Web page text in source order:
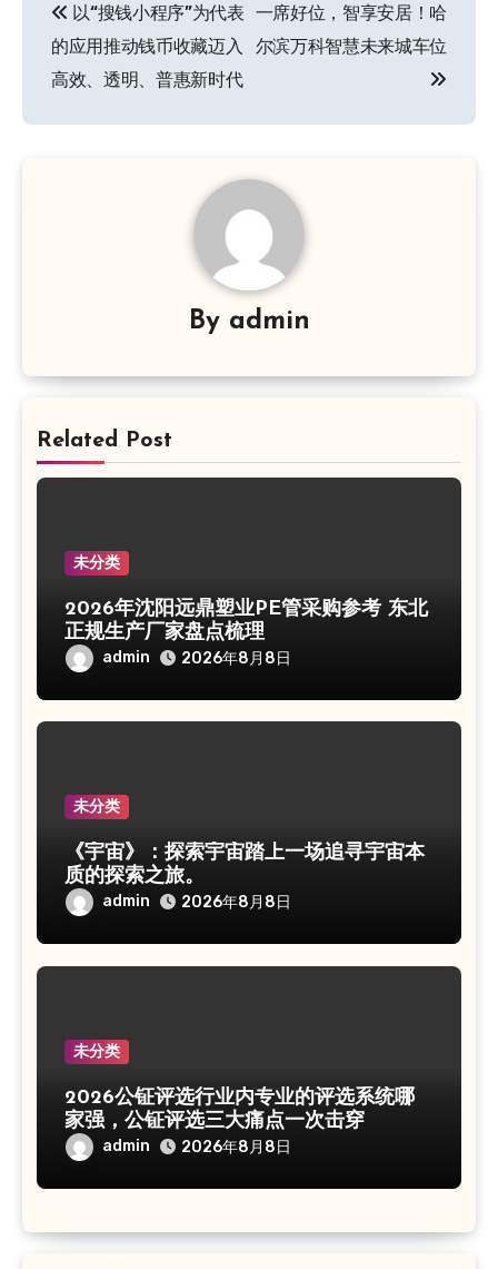
章
导
航
以“搜钱小程序”为代表
的应用推动钱币收藏迈入
高效、透明、普惠新时代
一席好位，智享安居！哈
尔滨万科智慧未来城车位
By admin
Related Post
未分类
2026年沈阳远鼎塑业PE管采购参考 东北
正规生产厂家盘点梳理
admin 2026年8月8日
未分类
《宇宙》：探索宇宙踏上一场追寻宇宙本
质的探索之旅。
admin 2026年8月8日
未分类
2026公钲评选行业内专业的评选系统哪
家强，公钲评选三大痛点一次击穿
admin 2026年8月8日